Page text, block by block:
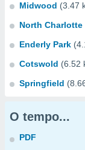
Midwood (3.47
North Charlotte
Enderly Park
Cotswold (6.52
Springfield
O tempo...
PDF